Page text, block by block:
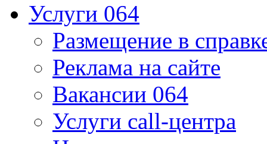
Услуги 064
Размещение в
Реклама на сайте
Вакансии 064
Услуги call-центра